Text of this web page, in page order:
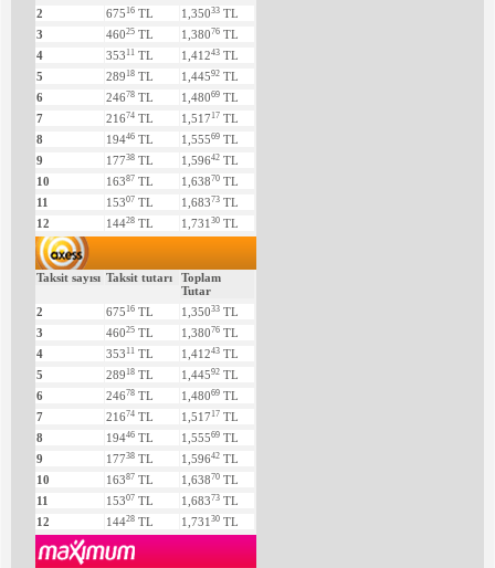
2
675 16 TL 1,35033 TL
3
46025 TL 1,38076 TL
4
353 11 TL 1,41243 TL
5
289 18 TL 1,44592 TL
6
24678 TL 1,48069 TL
7
21674 TL 1,517 17 TL
8
19446 TL 1,55569 TL
9
17738 TL 1,59642 TL
10
16387 TL 1,63870 TL
11
15307 TL 1,68373 TL
12
14428 TL 1,731 30 TL
Taksit sayısı Taksit tutarı
Toplam
Tutar
2
675 16 TL 1,35033 TL
3
46025 TL 1,38076 TL
4
353 11 TL 1,41243 TL
5
289 18 TL 1,44592 TL
6
24678 TL 1,48069 TL
7
21674 TL 1,517 17 TL
8
19446 TL 1,55569 TL
9
17738 TL 1,59642 TL
10
16387 TL 1,63870 TL
11
15307 TL 1,68373 TL
12
14428 TL 1,731 30 TL